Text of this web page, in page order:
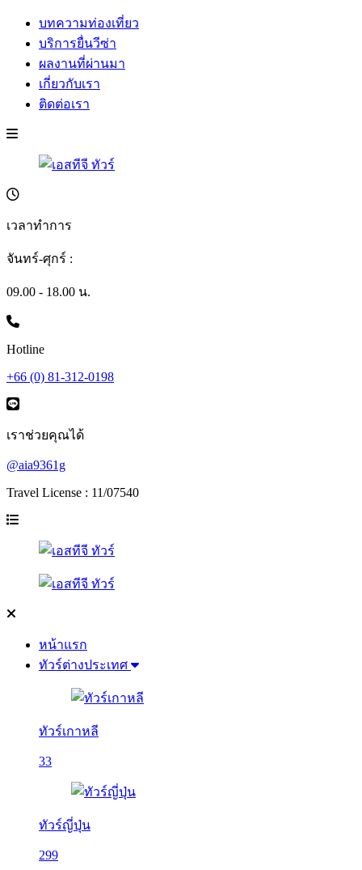
บทความท่องเที่ยว
บริการยื่นวีซ่า
ผลงานที่ผ่านมา
เกี่ยวกับเรา
ติดต่อเรา
เวลาทำการ
จันทร์-ศุกร์ :
09.00 - 18.00 น.
Hotline
+66 (0) 81-312-0198
เราช่วยคุณได้
@aia9361g
Travel License : 11/07540
หน้าแรก
ทัวร์ต่างประเทศ
ทัวร์เกาหลี
33
ทัวร์ญี่ปุ่น
299